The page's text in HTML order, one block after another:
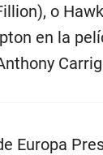
o
en la
Europa